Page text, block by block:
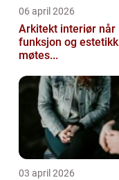
06 april 2026
Arkitekt interiør når
funksjon og estetikk
møtes...
03 april 2026